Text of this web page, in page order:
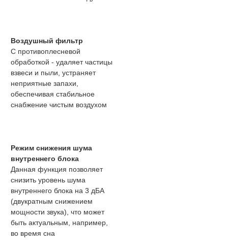
Воздушный фильтр
С противоплесневой
обработкой - удаляет частицы
взвеси и пыли, устраняет
неприятные запахи,
обеспечивая стабильное
снабжение чистым воздухом
Режим снижения шума
внутреннего блока
Данная функция позволяет
снизить уровень шума
внутреннего блока на 3 дБА
(двукратным снижением
мощности звука), что может
быть актуальным, например,
во время сна